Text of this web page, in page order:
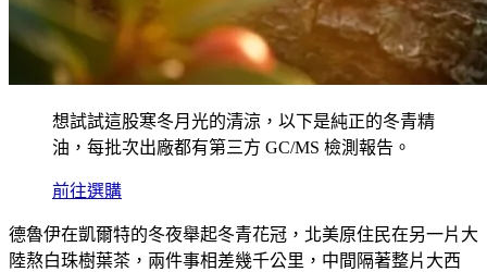
想試試這股寒冬月光的清涼，以下是純正的冬青精
油，每批次出廠都有第三方 GC/MS 檢測報告。
前往選購
德魯伊在凱爾特的冬夜舉起冬青花冠，北美原住民在另一片大
陸熬白珠樹葉茶，兩件事相差幾千公里，中間隔著整片大西